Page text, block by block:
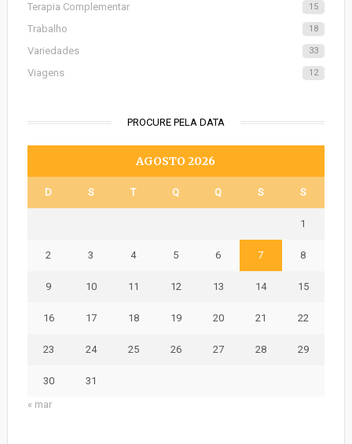
Terapia Complementar 15
Trabalho 18
Variedades 33
Viagens 12
PROCURE PELA DATA
AGOSTO 2026
D S T Q Q S S
1
2 3 4 5 6 7 8
9 10 11 12 13 14 15
16 17 18 19 20 21 22
23 24 25 26 27 28 29
30
31
« mar